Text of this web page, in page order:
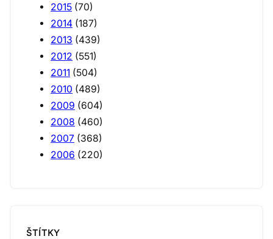
2015 (70)
2014 (187)
2013 (439)
2012 (551)
2011 (504)
2010 (489)
2009 (604)
2008 (460)
2007 (368)
2006 (220)
ŠTÍTKY